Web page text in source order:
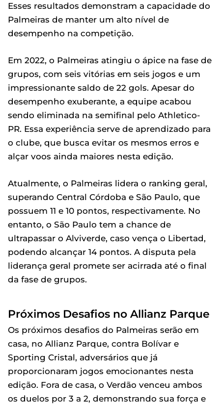
Esses resultados demonstram a capacidade do
Palmeiras de manter um alto nível de
desempenho na competição.
Em 2022, o Palmeiras atingiu o ápice na fase de
grupos, com seis vitórias em seis jogos e um
impressionante saldo de 22 gols. Apesar do
desempenho exuberante, a equipe acabou
sendo eliminada na semifinal pelo Athletico-
PR. Essa experiência serve de aprendizado para
o clube, que busca evitar os mesmos erros e
alçar voos ainda maiores nesta edição.
Atualmente, o Palmeiras lidera o ranking geral,
superando Central Córdoba e São Paulo, que
possuem 11 e 10 pontos, respectivamente. No
entanto, o São Paulo tem a chance de
ultrapassar o Alviverde, caso vença o Libertad,
podendo alcançar 14 pontos. A disputa pela
liderança geral promete ser acirrada até o final
da fase de grupos.
Próximos Desafios no Allianz Parque
Os próximos desafios do Palmeiras serão em
casa, no Allianz Parque, contra Bolívar e
Sporting Cristal, adversários que já
proporcionaram jogos emocionantes nesta
edição. Fora de casa, o Verdão venceu ambos
os duelos por 3 a 2, demonstrando sua força e